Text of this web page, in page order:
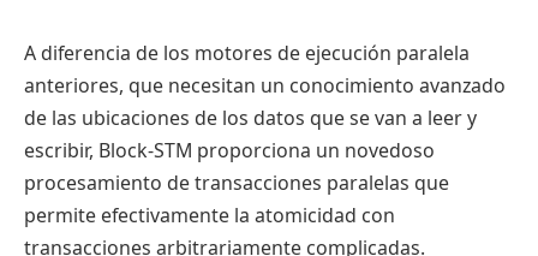
A diferencia de los motores de ejecución paralela
anteriores, que necesitan un conocimiento avanzado
de las ubicaciones de los datos que se van a leer y
escribir, Block-STM proporciona un novedoso
procesamiento de transacciones paralelas que
permite efectivamente la atomicidad con
transacciones arbitrariamente complicadas.